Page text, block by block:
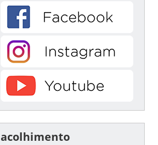
acolhimento